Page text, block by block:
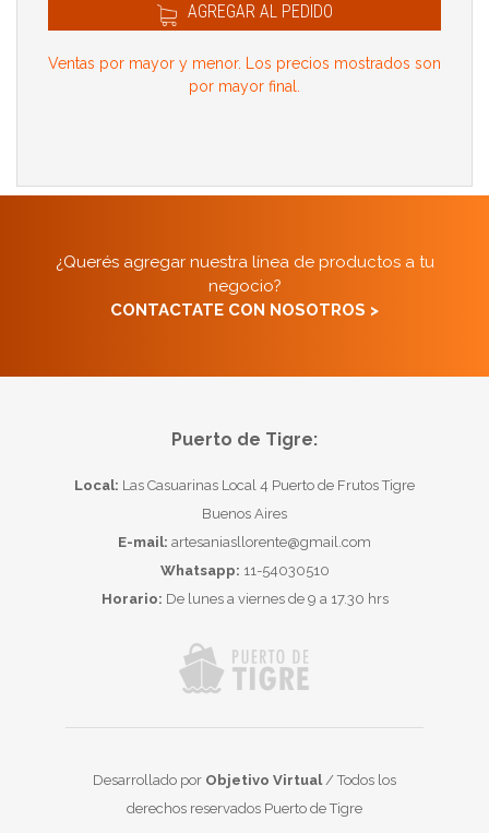
AGREGAR AL PEDIDO
Ventas por mayor y menor. Los precios mostrados son
por mayor final.
¿Querés agregar nuestra línea de productos a tu
negocio?
CONTACTATE CON NOSOTROS >
Puerto de Tigre:
Local: Las Casuarinas Local 4 Puerto de Frutos Tigre
Buenos Aires
E-mail: artesaniasllorente@gmail.com
Whatsapp: 11-54030510
Horario: De lunes a viernes de 9 a 17.30 hrs
Desarrollado por Objetivo Virtual/ Todos los
derechos reservados Puerto de Tigre